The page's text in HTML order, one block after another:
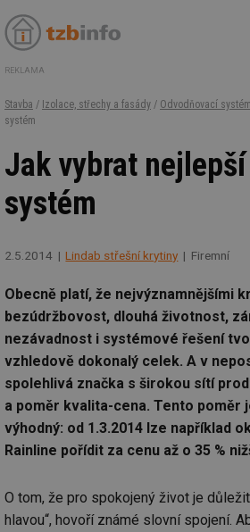
REKLAMA
Stavba / Izolace, střechy a fasády / Odvodňovací
systém
Jak vybrat
systém
2.5.2014 Lindab střešní krytiny Firemní
Obecně platí, že nejvýznamnějšími
bezúdržbovost, dlouhá životnost,
nezávadnost i systémové řešení
vzhledově dokonalý celek. A v
spolehlivá značka s širokou sítí
a poměr kvalita-cena. Tento poměr
výhodný: od 1.3.2014 lze například
Rainline pořídit za cenu až o 35 %
O tom, že pro spokojený život je
hlavou“, hovoří známé slovní spojení.